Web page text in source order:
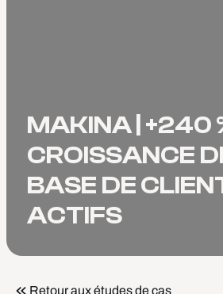
MAKINA | +240
CROISSANCE
BASE DE
ACTIFS
Retour aux études de cas